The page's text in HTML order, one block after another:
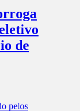
de